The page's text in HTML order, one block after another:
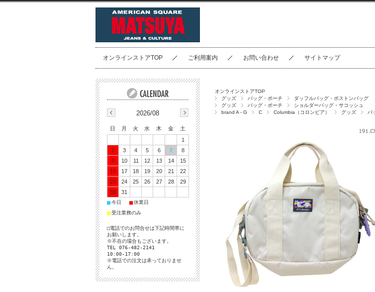
オンラインストアTOP ご利用案内 お問い合わせ サイトマップ
オンラインストアTOP
グッズ
バッグ・ポーチ
ダッフルバッグ・ボストンバッグ
グッズ
バッグ・ポーチ
ショルダーバッグ・サコッシュ
brand A - G
C Columbia（コロンビア） グッズ バ
2026/08
日 月 火 水 木 金
土
1
2
3 4 5 6 7
8
9
10 11 12 13 14
15
16
17 18 19 20 21
22
23
24 25 26 27 28
29
30
31
■今日 ■休業日
■受注業務のみ
□電話でのお問合せは下記時間帯に
お願いします。
※不在の場合もございます。
TEL 076-482-2141
10:00-17:00
※電話での注文は承っておりませ
ん。